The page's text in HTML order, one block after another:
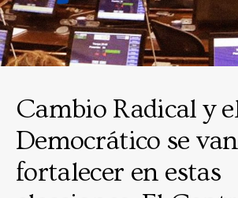
Cambio Radical y
Democrático se
fortalecer en estas